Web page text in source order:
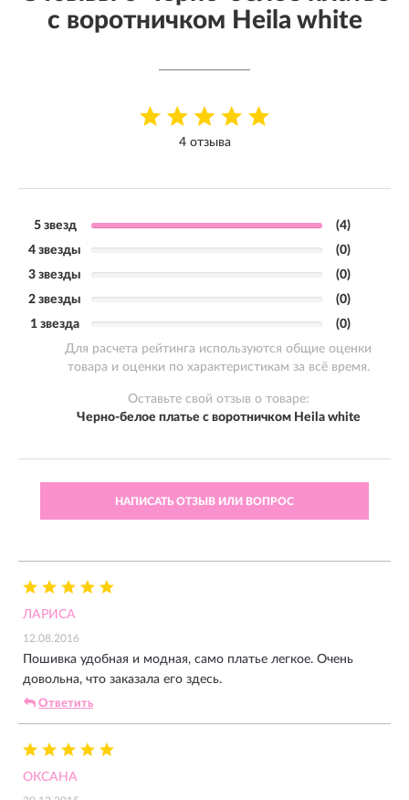
с воротничком Heila white
4 отзыва
5 звезд
(4)
4 звезды
(0)
3 звезды
(0)
2 звезды
(0)
1 звезда
(0)
Для расчета рейтинга используются общие оценки
товара и оценки по характеристикам за всё время.
Оставьте свой отзыв о товаре:
Черно-белое платье с воротничком Heila white
НАПИСАТЬ ОТЗЫВ ИЛИ ВОПРОС
ЛАРИСА
12.08.2016
Пошивка удобная и модная, само платье легкое. Очень
довольна, что заказала его здесь.
Ответить
ОКСАНА